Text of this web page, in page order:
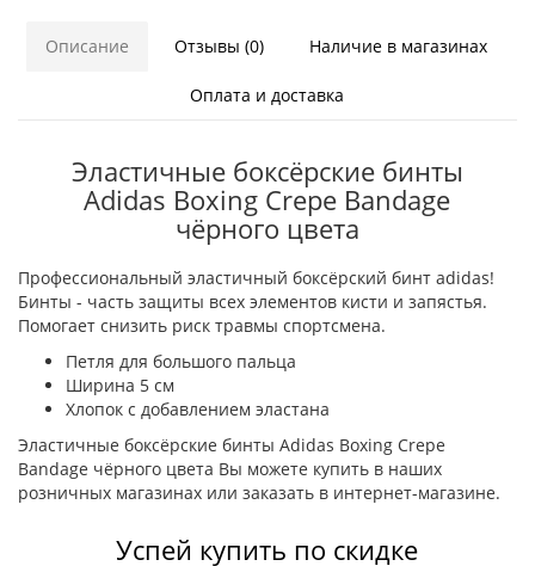
Описание Отзывы (0) Наличие в магазинах
Оплата и доставка
Эластичные боксёрские бинты
Adidas Boxing Crepe Bandage
чёрного цвета
Профессиональный эластичный боксёрский бинт adidas!
Бинты - часть защиты всех элементов кисти и запястья.
Помогает снизить риск травмы спортсмена.
Петля для большого пальца
Ширина 5 см
Хлопок с добавлением эластана
Эластичные боксёрские бинты Adidas Boxing Crepe
Bandage чёрного цвета Вы можете купить в наших
розничных магазинах или заказать в интернет-магазине.
Успей купить по скидке